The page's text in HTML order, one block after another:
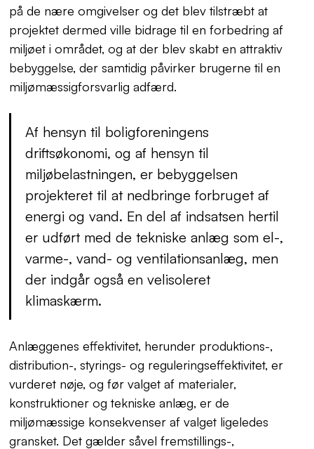
på de nære omgivelser og det blev tilstræbt at
projektet dermed ville bidrage til en forbedring af
miljøet i området, og at der blev skabt en attraktiv
bebyggelse, der samtidig påvirker brugerne til en
miljømæssigforsvarlig adfærd.
Af hensyn til boligforeningens
driftsøkonomi, og af hensyn til
miljøbelastningen, er bebyggelsen
projekteret til at nedbringe forbruget af
energi og vand. En del af indsatsen hertil
er udført med de tekniske anlæg som el-,
varme-, vand- og ventilationsanlæg, men
der indgår også en velisoleret
klimaskærm.
Anlæggenes effektivitet, herunder produktions-,
distribution-, styrings- og reguleringseffektivitet, er
vurderet nøje, og før valget af materialer,
konstruktioner og tekniske anlæg, er de
miljømæssige konsekvenser af valget ligeledes
gransket. Det gælder såvel fremstillings-,